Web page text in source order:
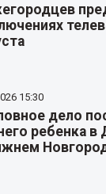
15:30
дело
ребенка